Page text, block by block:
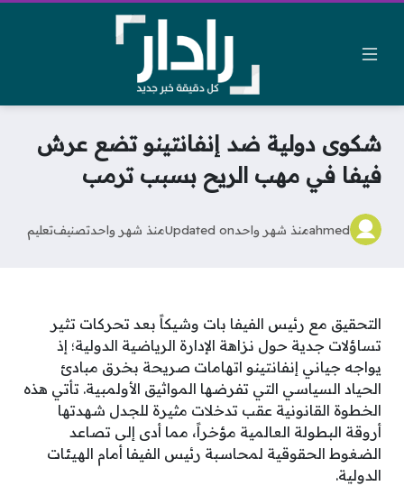
شكوى دولية ضد إنفانتينو تضع عرش
فيفا في مهب الريح بسبب ترمب
ahmedمنذ شهر واحدUpdated onمنذ شهر واحدتصنيفتعليم
التحقيق مع رئيس الفيفا بات وشيكاً بعد تحركات تثير
تساؤلات جدية حول نزاهة الإدارة الرياضية الدولية؛ إذ
يواجه جياني إنفانتينو اتهامات صريحة بخرق مبادئ
الحياد السياسي التي تفرضها المواثيق الأولمبية. تأتي هذه
الخطوة القانونية عقب تدخلات مثيرة للجدل شهدتها
أروقة البطولة العالمية مؤخراً، مما أدى إلى تصاعد
الضغوط الحقوقية لمحاسبة رئيس الفيفا أمام الهيئات
الدولية.